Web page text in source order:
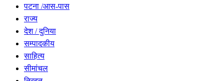
पटना /आस-पास
राज्य
देश / दुनिया
सम्पादकीय
साहित्य
सीमांचल